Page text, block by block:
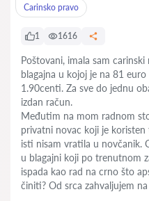
Carinsko pravo
1 1616
Poštovani, imala sam
blagajna u kojoj je na 81
1.90centi. Za sve do jednu
izdan račun.
Međutim na mom radnom
privatni novac koji je
isti nisam vratila u novčanik.
u blagajni koji po trenutnom
ispada kao rad na crno što
činiti? Od srca zahvaljujem